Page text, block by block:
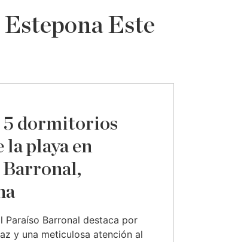
Este
5 dormitorios
la playa en
Barronal,
Paraíso Barronal destaca por
y una meticulosa atención al